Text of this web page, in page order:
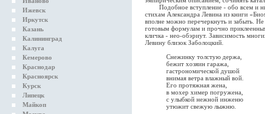
Ижевск
Иркутск
Казань
Калининград
Калуга
Кемерово
Краснодар
Красноярск
Курск
Липецк
Майкоп
Подобное вступление - обо всем и
стихам Александра Левина из книги
вполне можно перечеркнуть и забыть.
готовым формулам и прочно
кличка - нео-обэриут. Зависимость
Левину близок Заболоцкий.
Снежинку толстую держа,
бежит хозяин гаража,
гастрономической душой
внимая ветра влажный вой.
Его протяжная жена,
в мохер химер погружена,
с улыбкой нежной инженю
утюжит свежую лыжню.